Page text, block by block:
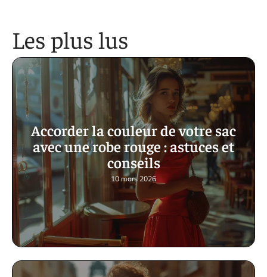
Les plus lus
Accorder la couleur de votre sac
avec une robe rouge : astuces et
conseils
10 mars 2026